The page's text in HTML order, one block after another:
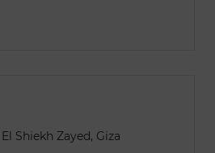
Shiekh Zayed, Giza